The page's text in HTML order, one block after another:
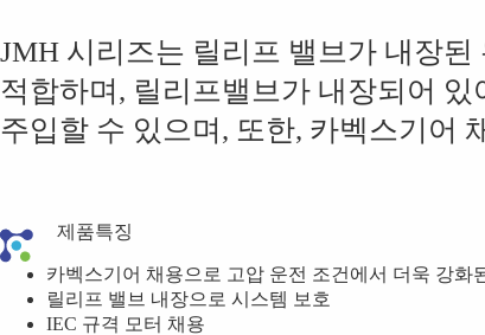
JMH 시리즈는 릴리프 밸브가 내장
적합하며, 릴리프밸브가 내장되어
주입할 수 있으며, 또한, 카벡스기어
제품특징
카벡스기어 채용으로 고압 운전 조건에서 더욱 강화
릴리프 밸브 내장으로 시스템 보호
IEC 규격 모터 채용